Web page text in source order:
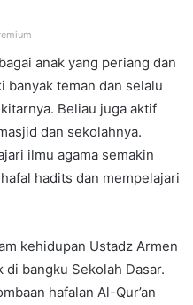
anak yang periang dan
banyak teman dan selalu
Beliau juga aktif
dan sekolahnya.
ilmu agama semakin
hadits dan mempelajari
kehidupan Ustadz Armen
bangku Sekolah Dasar.
hafalan Al-Qur’an